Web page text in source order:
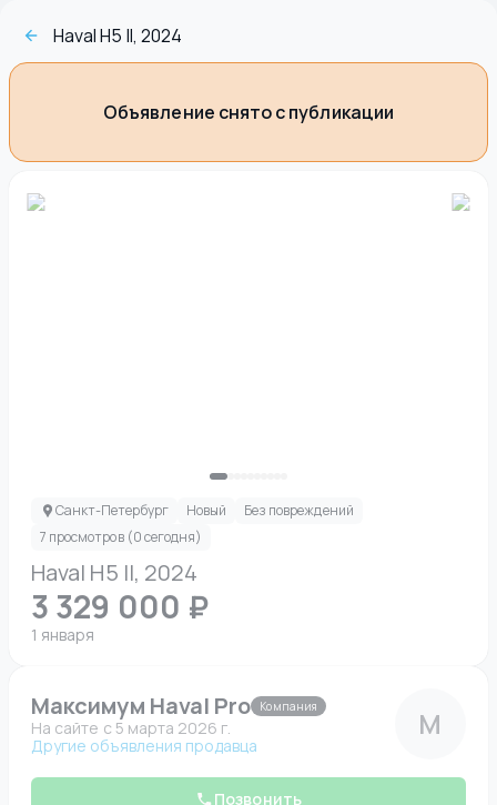
Haval H5 II, 2024
Объявление снято с публикации
Haval H5 II, 2024
3 329 000 ₽
1 января
Санкт-Петербург Новый
Без повреждений
7 просмотров (0 сегодня)
Максимум Haval Pro Компания
На сайте c 5 марта 2026 г.
Другие объявления продавца
М
Позвонить